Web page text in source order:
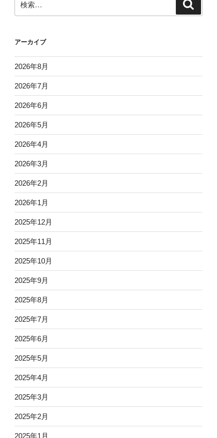
索:
アーカイブ
2026年8月
2026年7月
2026年6月
2026年5月
2026年4月
2026年3月
2026年2月
2026年1月
2025年12月
2025年11月
2025年10月
2025年9月
2025年8月
2025年7月
2025年6月
2025年5月
2025年4月
2025年3月
2025年2月
2025年1月